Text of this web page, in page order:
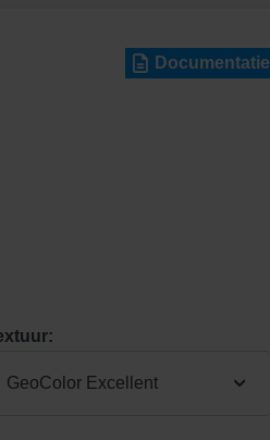
Documentatie
GeoColor Excellent